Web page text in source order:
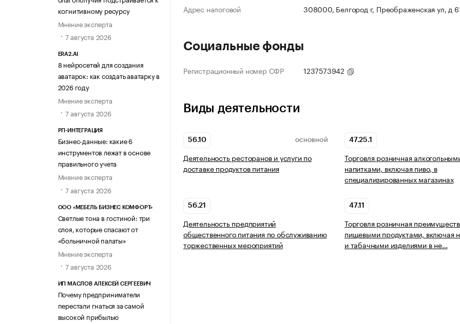
когнитивному ресурсу
Мнение эксперта
7 августа 2026
ERA2.AI
8 нейросетей для создания
аватарок: как создать аватарку в
2026 году
Мнение эксперта
7 августа 2026
РП-ИНТЕГРАЦИЯ
Бизнес-данные: какие 6
инструментов лежат в основе
правильного учета
Мнение эксперта
7 августа 2026
ООО «МЕБЕЛЬ БИЗНЕС КОМФОРТ»
Светлые тона в гостиной: три
слоя, которые спасают от
«больничной палаты»
Мнение эксперта
7 августа 2026
ИП МАСЛОВ АЛЕКСЕЙ СЕРГЕЕВИЧ
Почему предприниматели
перестали гнаться за самой
высокой прибылью
Адрес налоговой
308000, Белгород г, Преображенская ул, д
Социальные фонды
Регистрационный номер СФР 1237573942
Виды деятельности
56.10 ОСНОВНОЙ
Деятельность ресторанов и услуги по
доставке продуктов питания
47.25.1
Торговля розничная
напитками, включая пиво, в
специализированных магазинах
56.21
Деятельность предприятий
общественного питания по обслуживанию
торжественных мероприятий
47.11
Торговля розничная
пищевыми продуктами, включая
и табачными изделиями в не…